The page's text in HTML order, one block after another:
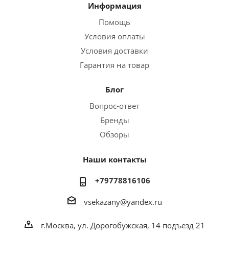
Информация
Помощь
Условия оплаты
Условия доставки
Гарантия на товар
Блог
Вопрос-ответ
Бренды
Обзоры
Наши контакты
+79778816106
vsekazany@yandex.ru
г.Москва, ул. Дорогобужская, 14 подъезд 21